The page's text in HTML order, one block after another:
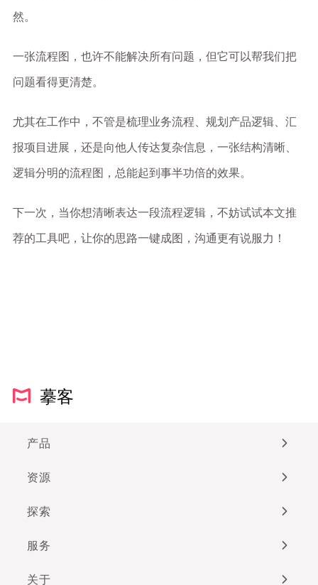
然。
一张流程图，也许不能解决所有问题，但它可以帮我们把
问题看得更清楚。
尤其在工作中，不管是梳理业务流程、规划产品逻辑、汇
报项目进展，还是向他人传达复杂信息，一张结构清晰、
逻辑分明的流程图，总能起到事半功倍的效果。
下一次，当你想清晰表达一段流程逻辑，不妨试试本文推
荐的工具吧，让你的思路一键成图，沟通更有说服力！
摹客
产品
资源
探索
服务
关于